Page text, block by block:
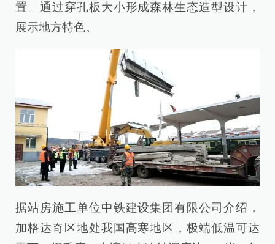
置。通过穿孔板大小形成森林生态造型设计，
展示地方特色。
据站房施工单位中铁建设集团有限公司介绍，
加格达奇区地处我国高寒地区，极端低温可达